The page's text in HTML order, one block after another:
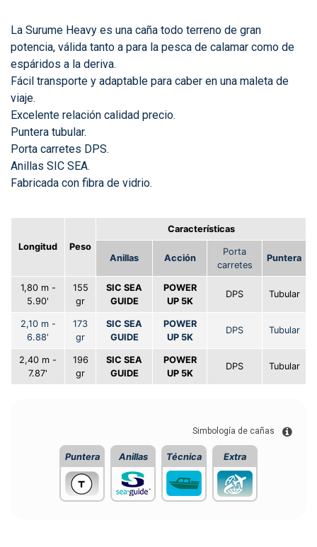
La Surume Heavy es una caña todo terreno de gran
potencia, válida tanto a para la pesca de calamar como de
espáridos a la deriva.
Fácil transporte y adaptable para caber en una maleta de
viaje.
Excelente relación calidad precio.
Puntera tubular.
Porta carretes DPS.
Anillas SIC SEA.
Fabricada con fibra de vidrio.
Longitud Peso
Características
Anillas Acción
Porta
carretes
Puntera
1,80 m -
5.90'
155
gr
SIC SEA
GUIDE
POWER
UP 5K
DPS Tubular
2,10 m -
6.88'
173
gr
SIC SEA
GUIDE
POWER
UP 5K
DPS Tubular
2,40 m -
7.87'
196
gr
SIC SEA
GUIDE
POWER
UP 5K
DPS Tubular
Simbología de cañas
Puntera Anillas Técnica Extra